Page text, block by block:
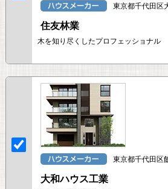
東京都千代田区
住友林業
木を知り尽くしたプロフェッショナル
東京都千代田区
大和ハウス工業